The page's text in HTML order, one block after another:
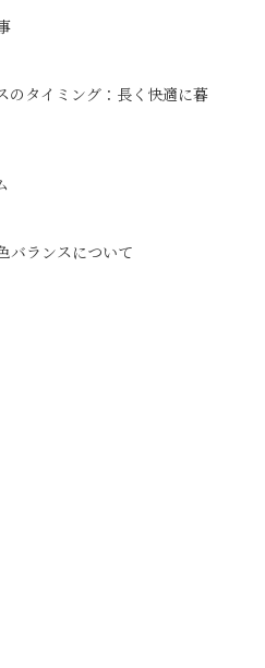
のタイミング：長く快適に暮
バランスについて